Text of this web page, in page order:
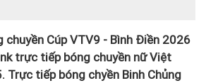
Cúp VTV9 - Bình Điền 2026
trực tiếp bóng chuyền nữ Việt
Trực tiếp bóng chyền Binh Chủng